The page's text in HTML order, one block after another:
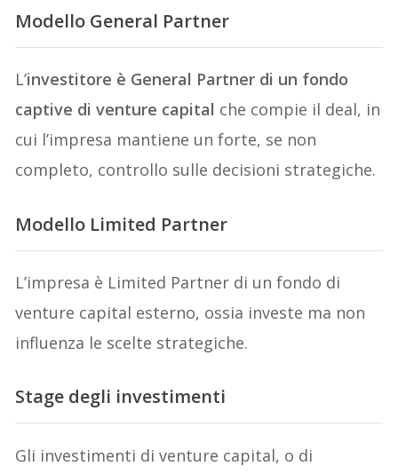
Modello General Partner
L’investitore è General Partner di un fondo
captive di venture capital che compie il deal, in
cui l’impresa mantiene un forte, se non
completo, controllo sulle decisioni strategiche.
Modello Limited Partner
L’impresa è Limited Partner di un fondo di
venture capital esterno, ossia investe ma non
influenza le scelte strategiche.
Stage degli investimenti
Gli investimenti di venture capital, o di